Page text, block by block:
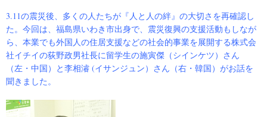
3.11の震災後、多くの人たちが『人と人の絆』の大切さを再確認し
た。今回は、福島県いわき市出身で、震災復興の支援活動もしなが
ら、本業でも外国人の住居支援などの社会的事業を展開する株式会
社イチイの荻野政男社長に留学生の施寅傑（シインケツ）さん
（左・中国）と李相濬 (イサンジュン）さん（右・韓国）がお話を
聞きました。